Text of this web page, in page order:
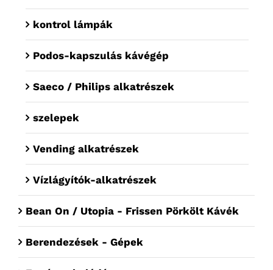
kontrol lámpák
Podos-kapszulás kávégép
Saeco / Philips alkatrészek
szelepek
Vending alkatrészek
Vízlágyítók-alkatrészek
Bean On / Utopia - Frissen Pörkölt Kávék
Berendezések - Gépek